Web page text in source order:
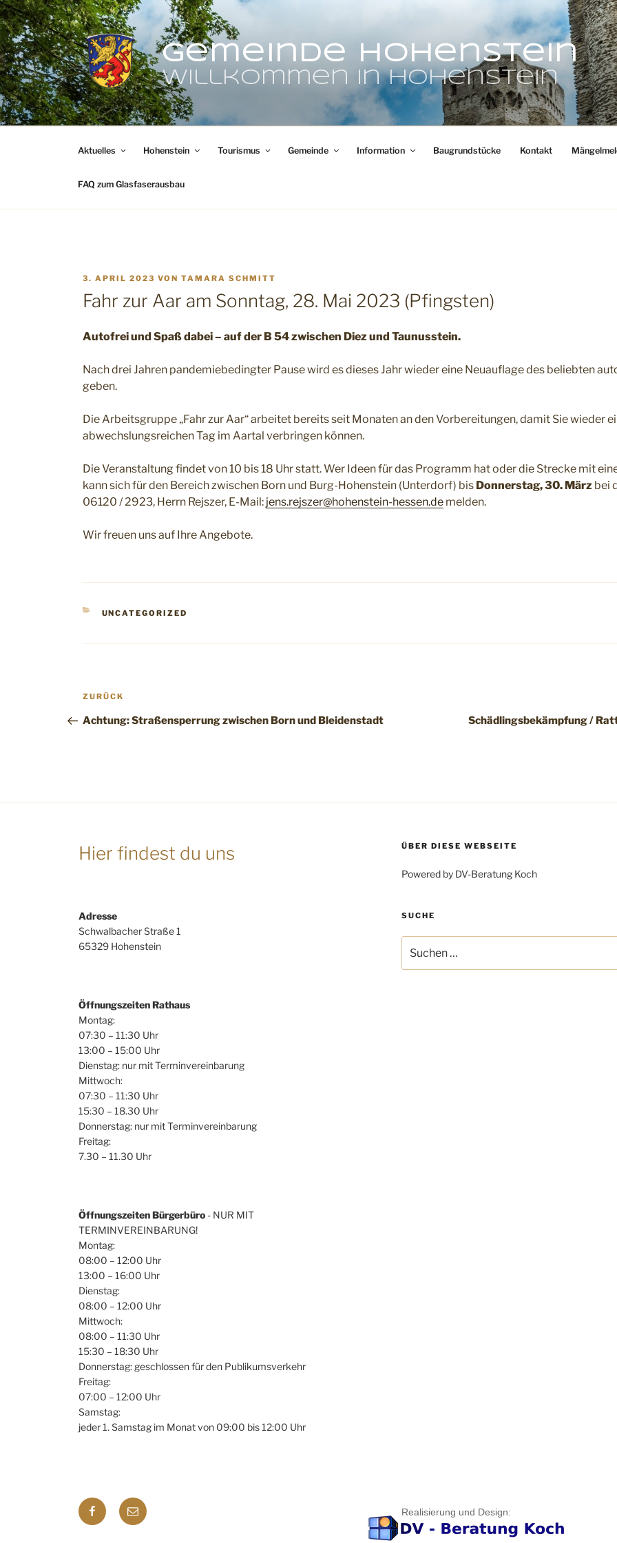
Zum
Inhalt
springen
Gemeinde Hohenstein
Willkommen in Hohenstein
Aktuelles Hohenstein Tourismus Gemeinde Information Baugrundstücke Kontakt
FAQ zum Glasfaserausbau
VERÖFFENTLICHT
AM
3. APRIL 2023 VON TAMARA SCHMITT
Fahr zur Aar am Sonntag, 28. Mai 2023 (Pfingsten)
Autofrei und Spaß dabei – auf der B 54 zwischen Diez und Taunusstein.
Nach drei Jahren pandemiebedingter Pause wird es dieses Jahr wieder eine Neuauflage des beliebten
geben.
Die Arbeitsgruppe „Fahr zur Aar“ arbeitet bereits seit Monaten an den Vorbereitungen, damit Sie wieder
abwechslungsreichen Tag im Aartal verbringen können.
Die Veranstaltung findet von 10 bis 18 Uhr statt. Wer Ideen für das Programm hat oder die Strecke mit
kann sich für den Bereich zwischen Born und Burg-Hohenstein (Unterdorf) bis Donnerstag, 30. März bei
06120 / 2923, Herrn Rejszer, E-Mail: jens.rejszer@hohenstein-hessen.de melden.
Wir freuen uns auf Ihre Angebote.
KATEGORIEN
UNCATEGORIZED
Beitragsnavigation
Vorheriger
ZURÜCK
Achtung: Straßensperrung zwischen Born und Bleidenstadt Schädlingsbekämpfung /
Hier findest du uns
Adresse
Schwalbacher Straße 1
65329 Hohenstein
Öffnungszeiten Rathaus
Montag:
07:30 – 11:30 Uhr
13:00 – 15:00 Uhr
Dienstag: nur mit Terminvereinbarung
Mittwoch:
07:30 – 11:30 Uhr
15:30 – 18.30 Uhr
Donnerstag: nur mit Terminvereinbarung
Freitag:
7.30 – 11.30 Uhr
Öffnungszeiten Bürgerbüro - NUR MIT
TERMINVEREINBARUNG!
Montag:
08:00 – 12:00 Uhr
13:00 – 16:00 Uhr
Dienstag:
08:00 – 12:00 Uhr
Mittwoch:
08:00 – 11:30 Uhr
15:30 – 18:30 Uhr
Donnerstag: geschlossen für den Publikumsverkehr
Freitag:
07:00 – 12:00 Uhr
Samstag:
jeder 1. Samstag im Monat von 09:00 bis 12:00 Uhr
ÜBER DIESE WEBSEITE
Powered by DV-Beratung Koch
SUCHE
nach:
Facebook
E-
mail
Realisierung und Design: